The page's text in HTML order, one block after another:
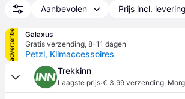
Aanbevolen Prijs incl. levering
advertentie
Galaxus
Gratis verzending, 8-11 dagen
Petzl, Klimaccessoires
Trekkinn
Laagste prijs·€ 3,99 verzending,